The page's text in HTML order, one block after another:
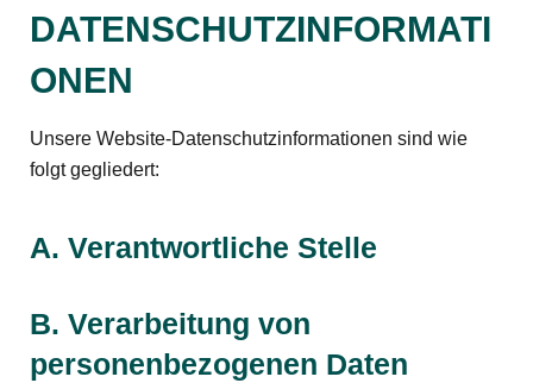
DATENSCHUTZINFORMATI
ONEN
Unsere Website-Datenschutzinformationen sind wie
folgt gegliedert:
A. Verantwortliche Stelle
B. Verarbeitung von
personenbezogenen Daten